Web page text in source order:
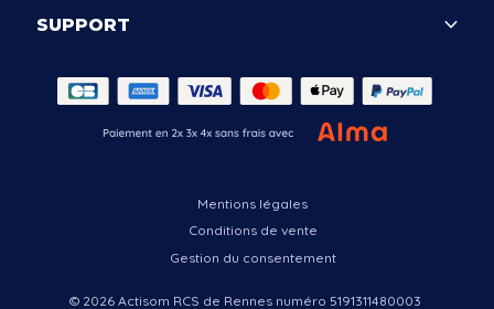
SUPPORT keyboard_arrow_down
© 2026 Actisom RCS de Rennes numéro 5191311480003
Mentions légales
Conditions de vente
Gestion du consentement